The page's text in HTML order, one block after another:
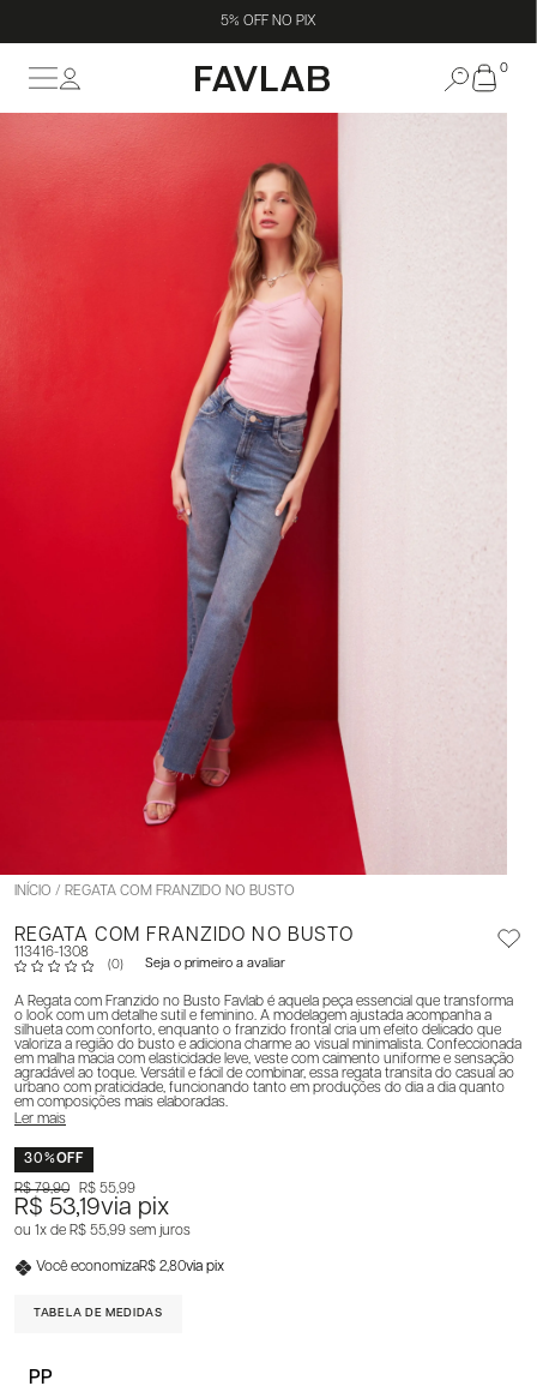
5% OFF NO PIX
0
INÍCIO REGATA COM FRANZIDO NO BUSTO
REGATA COM FRANZIDO NO BUSTO
113416-1308
(0) Seja o primeiro a avaliar
A Regata com Franzido no Busto Favlab é aquela peça essencial que transforma
o look com um detalhe sutil e feminino. A modelagem ajustada acompanha a
silhueta com conforto, enquanto o franzido frontal cria um efeito delicado que
valoriza a região do busto e adiciona charme ao visual minimalista. Confeccionada
em malha macia com elasticidade leve, veste com caimento uniforme e sensação
agradável ao toque. Versátil e fácil de combinar, essa regata transita do casual ao
urbano com praticidade, funcionando tanto em produções do dia a dia quanto
em composições mais elaboradas.
Ler mais
30%OFF
R$ 53,19via pix
R$ 79,90 R$ 55,99
1x R$ 55,99 sem juros
Você economizaR$ 2,80via pix
TABELA DE MEDIDAS
PP